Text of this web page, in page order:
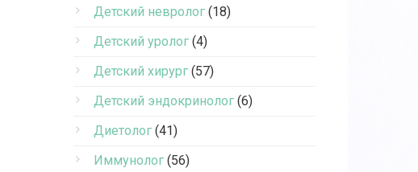
Детский невролог (18)
Детский уролог (4)
Детский хирург (57)
Детский эндокринолог (6)
Диетолог (41)
Иммунолог (56)